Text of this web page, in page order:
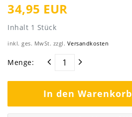
34,95 EUR
Inhalt 1 Stück
inkl. ges. MwSt. zzgl. Versandkosten
Menge:
In den Warenkorb